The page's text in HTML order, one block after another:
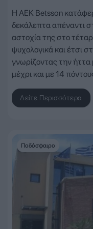
Η ΑΕΚ Betsson
δεκάλεπτα απέναντι
αστοχία της στο
ψυχολογικά και έτσι
γνωρίζοντας την
μέχρι και με 14
Δείτε Περισσότερα
Ποδόσφαιρο